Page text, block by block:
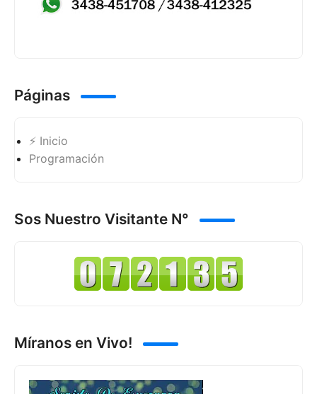
Páginas
⚡ Inicio
Programación
Sos Nuestro Visitante N°
Míranos en Vivo!